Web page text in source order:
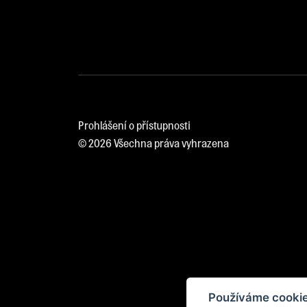
Prohlášení o přístupnosti
© 2026 Všechna práva vyhrazena
Používáme